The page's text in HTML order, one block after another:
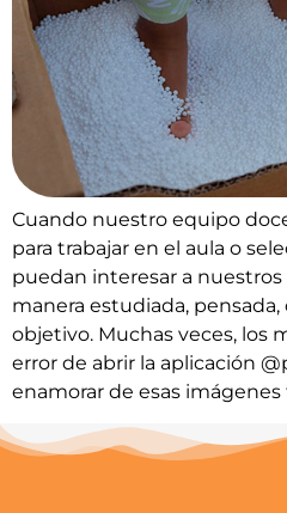
Cuando nuestro equipo
para trabajar en el aula o
puedan interesar a
manera estudiada,
objetivo. Muchas veces, los
error de abrir la aplicación
enamorar de esas